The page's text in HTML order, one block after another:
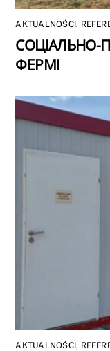
AKTUALNOŚCI,
СОЦІАЛЬНО-
ФЕРМІ
AKTUALNOŚCI,